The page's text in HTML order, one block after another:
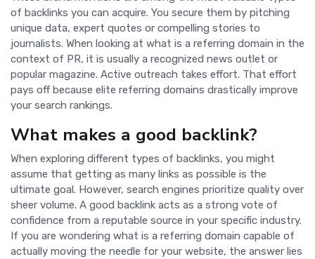
of backlinks you can acquire. You secure them by pitching
unique data, expert quotes or compelling stories to
journalists. When looking at what is a referring domain in the
context of PR, it is usually a recognized news outlet or
popular magazine. Active outreach takes effort. That effort
pays off because elite referring domains drastically improve
your search rankings.
What makes a good backlink?
When exploring different types of backlinks, you might
assume that getting as many links as possible is the
ultimate goal. However, search engines prioritize quality over
sheer volume. A good backlink acts as a strong vote of
confidence from a reputable source in your specific industry.
If you are wondering what is a referring domain capable of
actually moving the needle for your website, the answer lies